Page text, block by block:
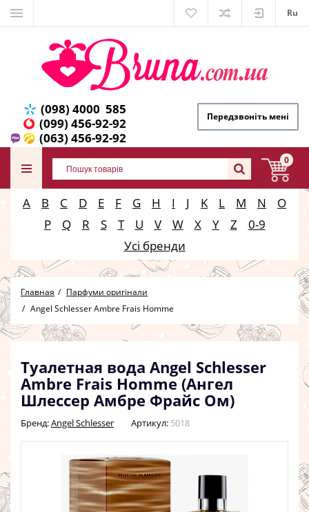
Ru
(098) 4000 585
(099) 456-92-92
(063) 456-92-92
Передзвоніть мені
0
A B C D E F G H I J K L M N
O
P
Q R S T U V W X Y Z
0-9
Усі бренди
Главная
Парфуми оригінали
Angel Schlesser Ambre Frais Homme
Туалетная вода Angel Schlesser
Ambre Frais Homme (Ангел
Шлессер Амбре Фрайс Ом)
Бренд:Angel Schlesser Артикул: 5018